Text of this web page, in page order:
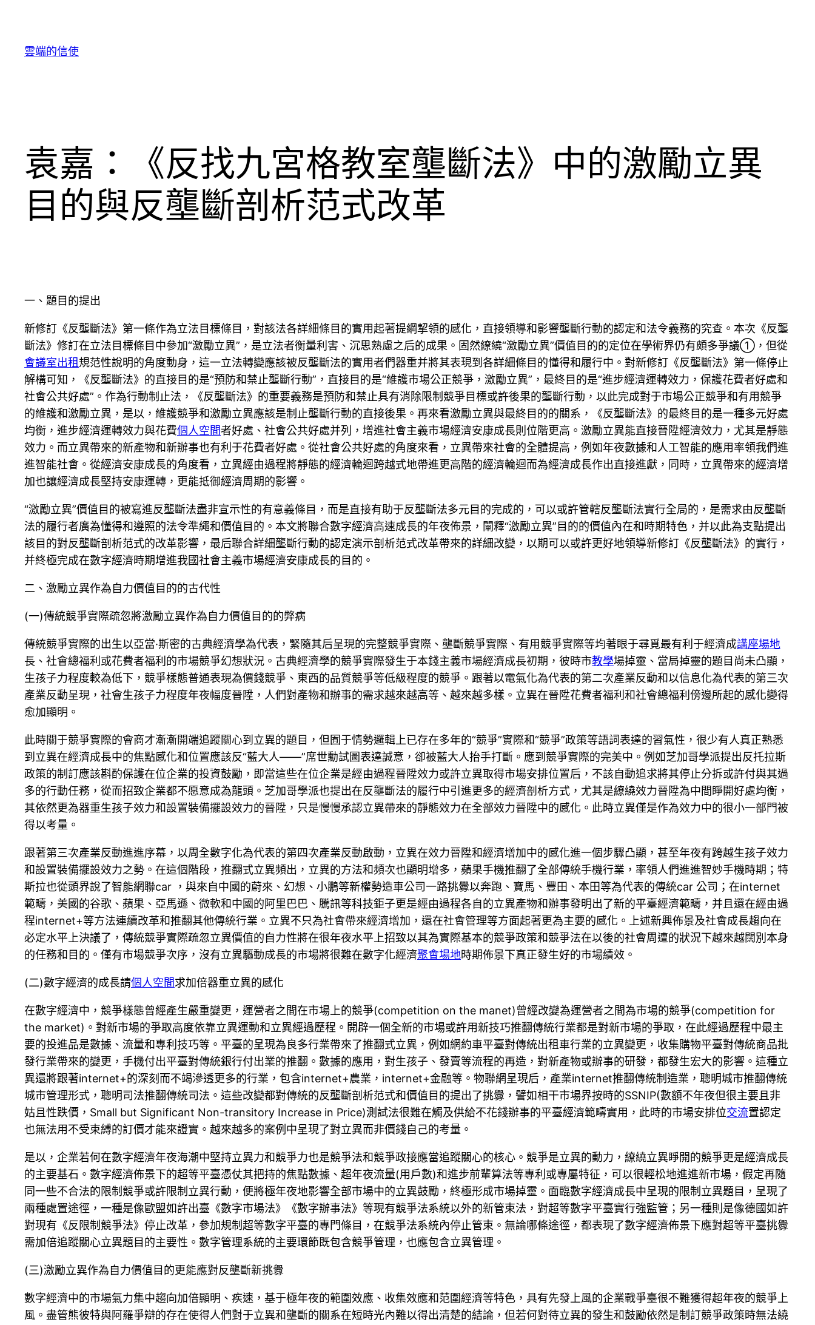
雲端的信使
袁嘉：《反找九宮格教室壟斷法》中的激勵立異
目的與反壟斷剖析范式改革
一、題目的提出
新修訂《反壟斷法》第一條作為立法目標條目，對該法各詳細條目的實用起著提綱挈領的感化，直接領導和影響壟斷行動的認定和法令義務的究查。本次《反壟
斷法》修訂在立法目標條目中參加“激勵立異”，是立法者衡量利害、沉思熟慮之后的成果。固然繚繞“激勵立異”價值目的的定位在學術界仍有頗多爭議①，但從
會議室出租規范性說明的角度動身，這一立法轉變應該被反壟斷法的實用者們器重并將其表現到各詳細條目的懂得和履行中。對新修訂《反壟斷法》第一條停止
解構可知，《反壟斷法》的直接目的是“預防和禁止壟斷行動”，直接目的是“維護市場公正競爭，激勵立異”，最終目的是“進步經濟運轉效力，保護花費者好處和
社會公共好處”。作為行動制止法，《反壟斷法》的重要義務是預防和禁止具有消除限制競爭目標或許後果的壟斷行動，以此完成對于市場公正競爭和有用競爭
的維護和激勵立異，是以，維護競爭和激勵立異應該是制止壟斷行動的直接後果。再來看激勵立異與最終目的的關系，《反壟斷法》的最終目的是一種多元好處
均衡，進步經濟運轉效力與花費個人空間者好處、社會公共好處并列，增進社會主義市場經濟安康成長則位階更高。激勵立異能直接晉陞經濟效力，尤其是靜態
效力。而立異帶來的新產物和新辦事也有利于花費者好處。從社會公共好處的角度來看，立異帶來社會的全體提高，例如年夜數據和人工智能的應用率領我們進
進智能社會。從經濟安康成長的角度看，立異經由過程將靜態的經濟輪迴跨越式地帶進更高階的經濟輪迴而為經濟成長作出直接進獻，同時，立異帶來的經濟增
加也讓經濟成長堅持安康運轉，更能抵御經濟周期的影響。
“激勵立異”價值目的被寫進反壟斷法盡非宣示性的有意義條目，而是直接有助于反壟斷法多元目的完成的，可以或許管轄反壟斷法實行全局的，是需求由反壟斷
法的履行者廣為懂得和遵照的法令準繩和價值目的。本文將聯合數字經濟高速成長的年夜佈景，闡釋“激勵立異”目的的價值內在和時期特色，并以此為支點提出
該目的對反壟斷剖析范式的改革影響，最后聯合詳細壟斷行動的認定演示剖析范式改革帶來的詳細改變，以期可以或許更好地領導新修訂《反壟斷法》的實行，
并終極完成在數字經濟時期增進我國社會主義市場經濟安康成長的目的。
二、激勵立異作為自力價值目的的古代性
(一)傳統競爭實際疏忽將激勵立異作為自力價值目的的弊病
傳統競爭實際的出生以亞當·斯密的古典經濟學為代表，緊隨其后呈現的完整競爭實際、壟斷競爭實際、有用競爭實際等均著眼于尋覓最有利于經濟成講座場地
長、社會總福利或花費者福利的市場競爭幻想狀況。古典經濟學的競爭實際發生于本錢主義市場經濟成長初期，彼時市教學場掉靈、當局掉靈的題目尚未凸顯，
生孩子力程度較為低下，競爭樣態普通表現為價錢競爭、東西的品質競爭等低級程度的競爭。跟著以電氣化為代表的第二次產業反動和以信息化為代表的第三次
產業反動呈現，社會生孩子力程度年夜幅度晉陞，人們對產物和辦事的需求越來越高等、越來越多樣。立異在晉陞花費者福利和社會總福利傍邊所起的感化變得
愈加顯明。
此時關于競爭實際的會商才漸漸開端追蹤關心到立異的題目，但囿于情勢邏輯上已存在多年的“競爭”實際和“競爭”政策等語詞表達的習氣性，很少有人真正熟悉
到立異在經濟成長中的焦點感化和位置應該反“藍大人——”席世勳試圖表達誠意，卻被藍大人抬手打斷。應到競爭實際的完美中。例如芝加哥學派提出反托拉斯
政策的制訂應該斟酌保護在位企業的投資鼓勵，即當這些在位企業是經由過程晉陞效力或許立異取得市場安排位置后，不該自動追求將其停止分拆或許付與其過
多的行動任務，從而招致企業都不愿意成為龍頭。芝加哥學派也提出在反壟斷法的履行中引進更多的經濟剖析方式，尤其是繚繞效力晉陞為中間睜開好處均衡，
其依然更為器重生孩子效力和設置裝備擺設效力的晉陞，只是慢慢承認立異帶來的靜態效力在全部效力晉陞中的感化。此時立異僅是作為效力中的很小一部門被
得以考量。
跟著第三次產業反動進進序幕，以周全數字化為代表的第四次產業反動啟動，立異在效力晉陞和經濟增加中的感化進一個步驟凸顯，甚至年夜有跨越生孩子效力
和設置裝備擺設效力之勢。在這個階段，推翻式立異頻出，立異的方法和頻次也顯明增多，蘋果手機推翻了全部傳統手機行業，率領人們進進智妙手機時期；特
斯拉也從頭界說了智能網聯car ，與來自中國的蔚來、幻想、小鵬等新權勢造車公司一路挑釁以奔跑、寶馬、豐田、本田等為代表的傳統car 公司；在internet
範疇，美國的谷歌、蘋果、亞馬遜、微軟和中國的阿里巴巴、騰訊等科技鉅子更是經由過程各自的立異產物和辦事發明出了新的平臺經濟範疇，并且還在經由過
程internet+等方法連續改革和推翻其他傳統行業。立異不只為社會帶來經濟增加，還在社會管理等方面起著更為主要的感化。上述新興佈景及社會成長趨向在
必定水平上決議了，傳統競爭實際疏忽立異價值的自力性將在很年夜水平上招致以其為實際基本的競爭政策和競爭法在以後的社會周遭的狀況下越來越闊別本身
的任務和目的。僅有市場競爭次序，沒有立異驅動成長的市場將很難在數字化經濟聚會場地時期佈景下真正發生好的市場績效。
(二)數字經濟的成長請個人空間求加倍器重立異的感化
在數字經濟中，競爭樣態曾經產生嚴重變更，運營者之間在市場上的競爭(competition on the manet)曾經改變為運營者之間為市場的競爭(competition for
the market)。對新市場的爭取高度依靠立異運動和立異經過歷程。開辟一個全新的市場或許用新技巧推翻傳統行業都是對新市場的爭取，在此經過歷程中最主
要的投進品是數據、流量和專利技巧等。平臺的呈現為良多行業帶來了推翻式立異，例如網約車平臺對傳統出租車行業的立異變更，收集購物平臺對傳統商品批
發行業帶來的變更，手機付出平臺對傳統銀行付出業的推翻。數據的應用，對生孩子、發賣等流程的再造，對新產物或辦事的研發，都發生宏大的影響。這種立
異還將跟著internet+的深刻而不竭滲透更多的行業，包含internet+農業，internet+金融等。物聯網呈現后，產業internet推翻傳統制造業，聰明城市推翻傳統
城市管理形式，聰明司法推翻傳統司法。這些改變都對傳統的反壟斷剖析范式和價值目的提出了挑釁，譬如相干市場界按時的SSNIP(數額不年夜但很主要且非
姑且性跌價，Small but Significant Non-transitory Increase in Price)測試法很難在觸及供給不花錢辦事的平臺經濟範疇實用，此時的市場安排位交流置認定
也無法用不受束縛的訂價才能來證實。越來越多的案例中呈現了對立異而非價錢自己的考量。
是以，企業若何在數字經濟年夜海潮中堅持立異力和競爭力也是競爭法和競爭政接應當追蹤關心的核心。競爭是立異的動力，繚繞立異睜開的競爭更是經濟成長
的主要基石。數字經濟佈景下的超等平臺憑仗其把持的焦點數據、超年夜流量(用戶數)和進步前輩算法等專利或專屬特征，可以很輕松地進進新市場，假定再隨
同一些不合法的限制競爭或許限制立異行動，便將極年夜地影響全部市場中的立異鼓勵，終極形成市場掉靈。面臨數字經濟成長中呈現的限制立異題目，呈現了
兩種處置途徑，一種是像歐盟如許出臺《數字市場法》《數字辦事法》等現有競爭法系統以外的新管束法，對超等數字平臺實行強監管；另一種則是像德國如許
對現有《反限制競爭法》停止改革，參加規制超等數字平臺的專門條目，在競爭法系統內停止管束。無論哪條途徑，都表現了數字經濟佈景下應對超等平臺挑釁
需加倍追蹤關心立異題目的主要性。數字管理系統的主要環節既包含競爭管理，也應包含立異管理。
(三)激勵立異作為自力價值目的更能應對反壟斷新挑釁
數字經濟中的市場氣力集中趨向加倍顯明、疾速，基于極年夜的範圍效應、收集效應和范圍經濟等特色，具有先發上風的企業戰爭臺很不難獲得超年夜的競爭上
風。盡管熊彼特與阿羅爭辯的存在使得人們對于立異和壟斷的關系在短時光內難以得出清楚的結論，但若何對待立異的發生和鼓勵依然是制訂競爭政策時無法繞